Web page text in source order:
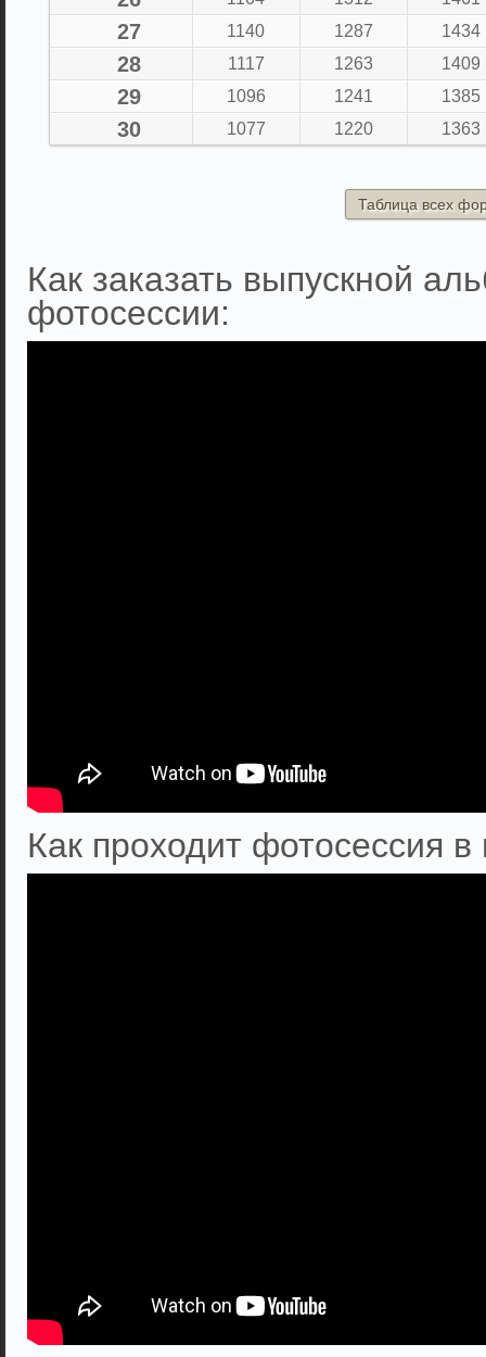
27 1140 1287 1434
28 1117 1263 1409
29 1096 1241 1385
30 1077 1220 1363
Таблица всех
Как заказать выпускной
фотосессии:
Как проходит фотосессия